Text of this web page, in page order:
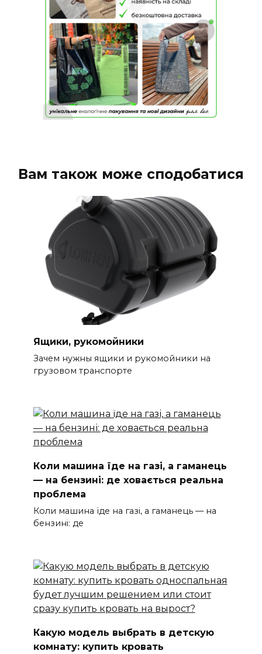
Вам також може сподобатися
Ящики, рукомойники
Зачем нужны ящики и рукомойники на
грузовом транспорте
Коли машина їде на газі, а гаманець
— на бензині: де ховається реальна
проблема
Коли машина їде на газі, а гаманець — на
бензині: де
Какую модель выбрать в детскую
комнату: купить кровать